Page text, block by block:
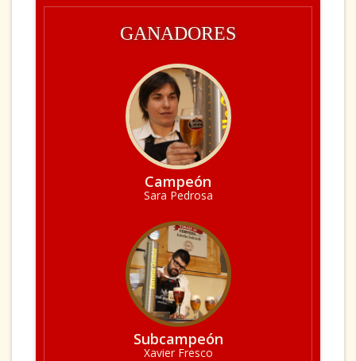
GANADORES
Campeón
Sara Pedrosa
Subcampeón
Xavier Fresco